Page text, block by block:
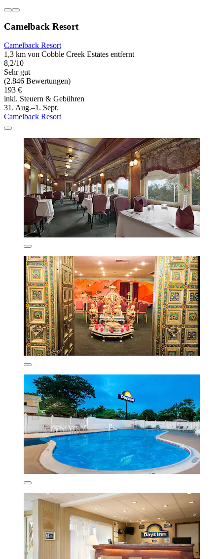
Camelback Resort
Camelback Resort
1,3 km von Cobble Creek Estates entfernt
8,2/10
Sehr gut
(2.846 Bewertungen)
193 €
inkl. Steuern & Gebühren
31. Aug.–1. Sept.
Camelback Resort